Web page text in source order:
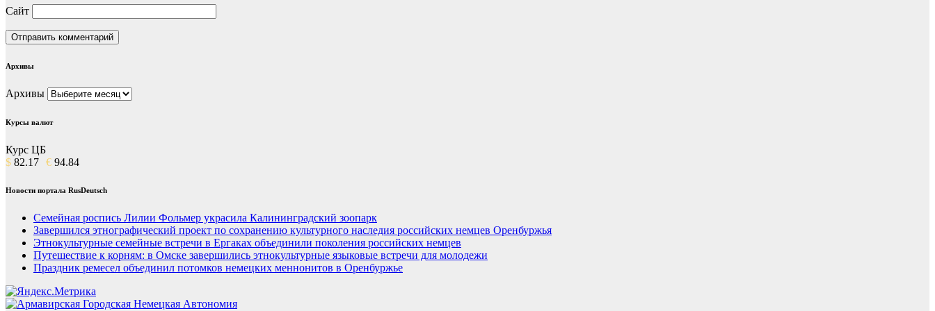
Сайт
Архивы
Архивы
Курсы валют
Курс ЦБ
$ 82.17 € 94.84
Новости портала RusDeutsch
Семейная роспись Лилии Фольмер украсила Калининградский зоопарк
Завершился этнографический проект по сохранению культурного наследия российских немцев Оренбуржья
Этнокультурные семейные встречи в Ергаках объединили поколения российских немцев
Путешествие к корням: в Омске завершились этнокультурные языковые встречи для молодежи
Праздник ремесел объединил потомков немецких меннонитов в Оренбуржье